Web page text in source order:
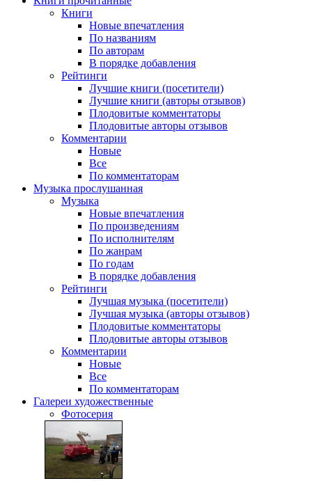
Книги
Новые впечатления
По названиям
По авторам
В порядке добавления
Рейтинги
Лучшие книги (посетители)
Лучшие книги (авторы отзывов)
Плодовитые комментаторы
Плодовитые авторы отзывов
Комментарии
Новые
Все
По комментаторам
Музыка прослушанная
Музыка
Новые впечатления
По произведениям
По исполнителям
По жанрам
По годам
В порядке добавления
Рейтинги
Лучшая музыка (посетители)
Лучшая музыка (авторы отзывов)
Плодовитые комментаторы
Плодовитые авторы отзывов
Комментарии
Новые
Все
По комментаторам
Галереи художественные
Фотосерия